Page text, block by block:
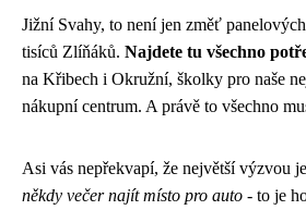
Jižní Svahy, to není jen změť
tisíců Zlíňáků. Najdete tu všechno
na Křibech i Okružní, školky pro naše
nákupní centrum. A právě to všechno
Asi vás nepřekvapí, že největší výzvou
někdy večer najít místo pro auto - to je